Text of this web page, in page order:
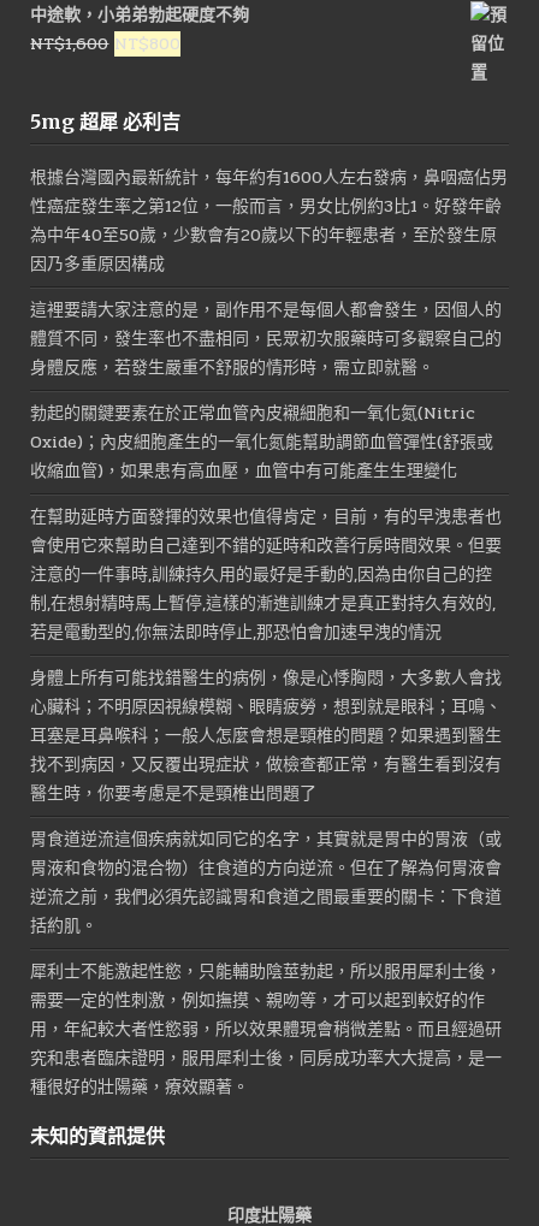
中途軟，小弟弟勃起硬度不夠
NT$1,600 原
格：
NT$800
5mg 超犀 必利吉
根據台灣國內最新統計，每年約有1600人左右發病，鼻咽癌佔男
性癌症發生率之第12位，一般而言，男女比例約3比1。好發年齡
為中年40至50歲，少數會有20歲以下的年輕患者，至於發生原
因乃多重原因構成
這裡要請大家注意的是，副作用不是每個人都會發生，因個人的
體質不同，發生率也不盡相同，民眾初次服藥時可多觀察自己的
身體反應，若發生嚴重不舒服的情形時，需立即就醫。
勃起的關鍵要素在於正常血管內皮襯細胞和一氧化氮(Nitric
Oxide)；內皮細胞產生的一氧化氮能幫助調節血管彈性(舒張或
收縮血管)，如果患有高血壓，血管中有可能產生生理變化
在幫助延時方面發揮的效果也值得肯定，目前，有的早洩患者也
會使用它來幫助自己達到不錯的延時和改善行房時間效果。但要
注意的一件事時,訓練持久用的最好是手動的,因為由你自己的控
制,在想射精時馬上暫停,這樣的漸進訓練才是真正對持久有效的,
若是電動型的,你無法即時停止,那恐怕會加速早洩的情況
身體上所有可能找錯醫生的病例，像是心悸胸悶，大多數人會找
心臟科；不明原因視線模糊、眼睛疲勞，想到就是眼科；耳鳴、
耳塞是耳鼻喉科；一般人怎麼會想是頸椎的問題？如果遇到醫生
找不到病因，又反覆出現症狀，做檢查都正常，有醫生看到沒有
醫生時，你要考慮是不是頸椎出問題了
胃食道逆流這個疾病就如同它的名字，其實就是胃中的胃液（或
胃液和食物的混合物）往食道的方向逆流。但在了解為何胃液會
逆流之前，我們必須先認識胃和食道之間最重要的關卡：下食道
括約肌。
犀利士不能激起性慾，只能輔助陰莖勃起，所以服用犀利士後，
需要一定的性刺激，例如撫摸、親吻等，才可以起到較好的作
用，年紀較大者性慾弱，所以效果體現會稍微差點。而且經過研
究和患者臨床證明，服用犀利士後，同房成功率大大提高，是一
種很好的壯陽藥，療效顯著。
未知的資訊提供
印度壯陽藥